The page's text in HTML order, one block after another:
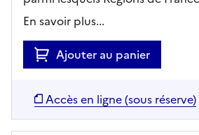
En savoir plus...
Ajouter au panier
Accès en ligne (sous réserve)